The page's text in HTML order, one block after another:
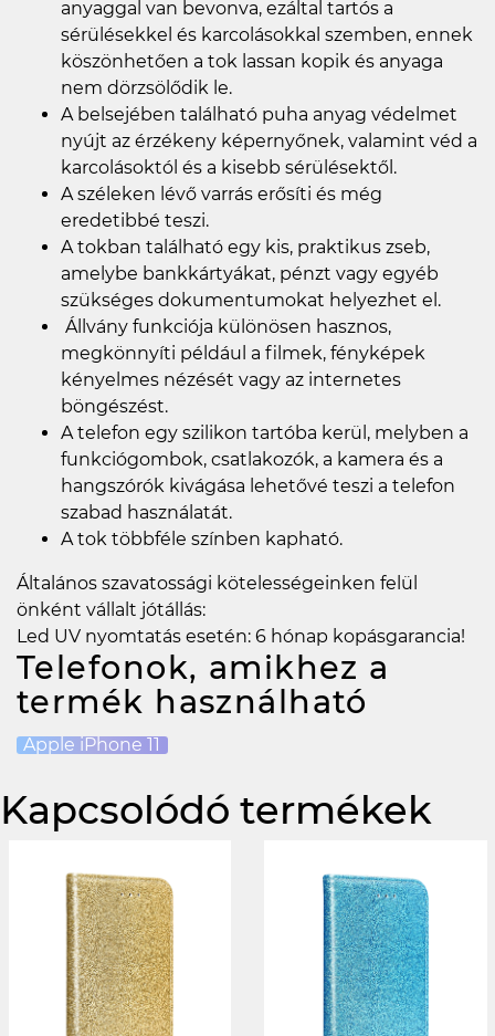
anyaggal van bevonva, ezáltal tartós a
sérülésekkel és karcolásokkal szemben, ennek
köszönhetően a tok lassan kopik és anyaga
nem dörzsölődik le.
A belsejében található puha anyag védelmet
nyújt az érzékeny képernyőnek, valamint véd a
karcolásoktól és a kisebb sérülésektől.
A széleken lévő varrás erősíti és még
eredetibbé teszi.
A tokban található egy kis, praktikus zseb,
amelybe bankkártyákat, pénzt vagy egyéb
szükséges dokumentumokat helyezhet el.
Állvány funkciója különösen hasznos,
megkönnyíti például a filmek, fényképek
kényelmes nézését vagy az internetes
böngészést.
A telefon egy szilikon tartóba kerül, melyben a
funkciógombok, csatlakozók, a kamera és a
hangszórók kivágása lehetővé teszi a telefon
szabad használatát.
A tok többféle színben kapható.
Általános szavatossági kötelességeinken felül
önként vállalt jótállás:
Led UV nyomtatás esetén: 6 hónap kopásgarancia!
Telefonok, amikhez a
termék használható
Apple iPhone 11
Kapcsolódó termékek